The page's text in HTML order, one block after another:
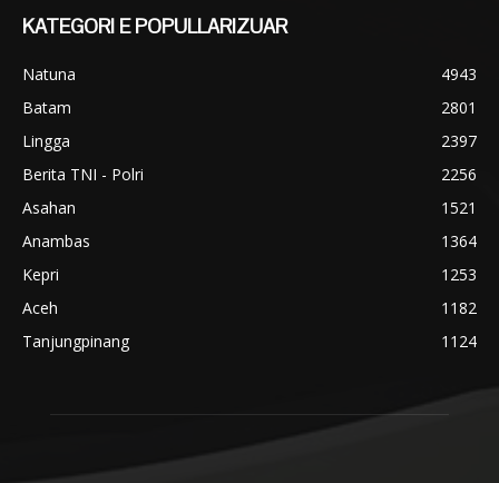
KATEGORI E POPULLARIZUAR
Natuna
4943
Batam
2801
Lingga
2397
Berita TNI - Polri
2256
Asahan
1521
Anambas
1364
Kepri
1253
Aceh
1182
Tanjungpinang
1124